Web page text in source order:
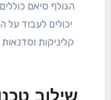
כלל אזורי
מודרנית למעקב אחר מדדי ביצוע בצורה יעילה.
מסלולי גולף